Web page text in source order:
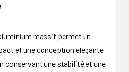
massif permet un
et une conception élégante
conservant une stabilité et une